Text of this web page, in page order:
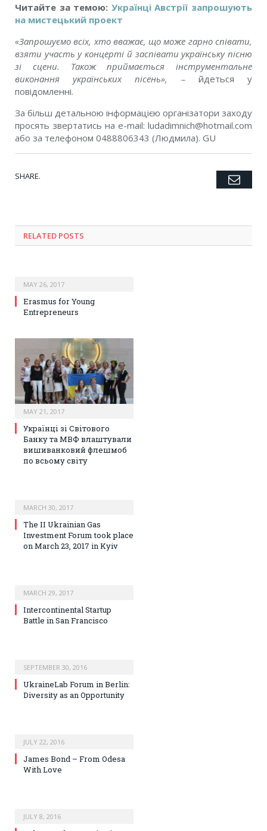
Читайте за темою: Українці Австрії запрошують
на мистецький проект
«Запрошуємо всіх, хто вважає, що може гарно співати,
взяти участь у концерті й заспівати українську пісню
зі сцени. Також приймається інструментальне
виконання українських пісень», –йдеться у
повідомленні.
За більш детальною інформацією організатори заходу
просять звертатись на е-mail: ludadimnich@hotmail.com
або за телефоном 0488806343 (Людмила). GU
SHARE. Twitter
Facebook
Google+
Pinterest
LinkedIn
Tumblr
RELATED POSTS
MAY 26, 2017
Erasmus for Young
Entrepreneurs
MAY 21, 2017
Українці зі Світового
Банку та МВФ влаштували
вишиванковий флешмоб
по всьому світу
MARCH 30, 2017
The II Ukrainian Gas
Investment Forum took place
on March 23, 2017 in Kyiv
MARCH 29, 2017
Intercontinental Startup
Battle in San Francisco
SEPTEMBER 30, 2016
UkraineLab Forum in Berlin:
Diversity as an Opportunity
JULY 22, 2016
James Bond – From Odesa
With Love
JULY 8, 2016